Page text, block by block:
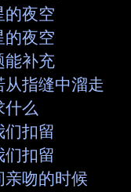
的夜空
的夜空
能补充
指缝中溜走
什么
扣留
扣留
吻的时候